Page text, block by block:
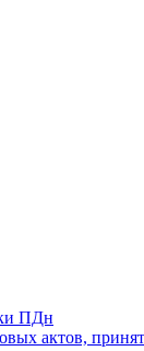
ПДн
актов,